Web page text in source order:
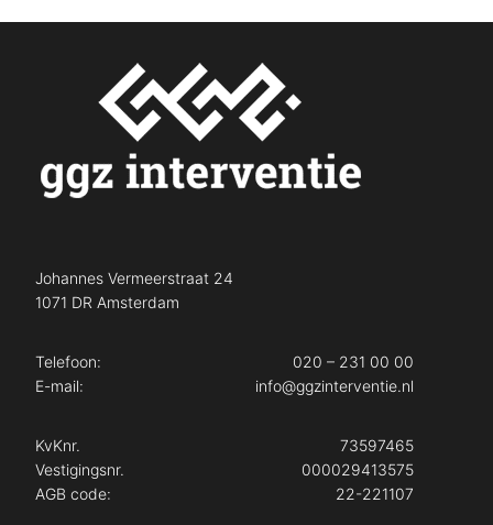
Johannes Vermeerstraat 24
1071 DR Amsterdam
Telefoon:
020 – 231 00 00
E-mail:
info@ggzinterventie.nl
KvKnr.
73597465
Vestigingsnr.
000029413575
AGB code:
22-221107